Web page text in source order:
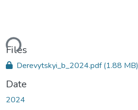
Files
Derevytskyi_b_2024.pdf(1.88 MB)
Date
2024